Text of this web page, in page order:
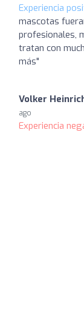
Experiencia
mascotas
profesionales,
tratan con
más"
Volker
ago
Experiencia